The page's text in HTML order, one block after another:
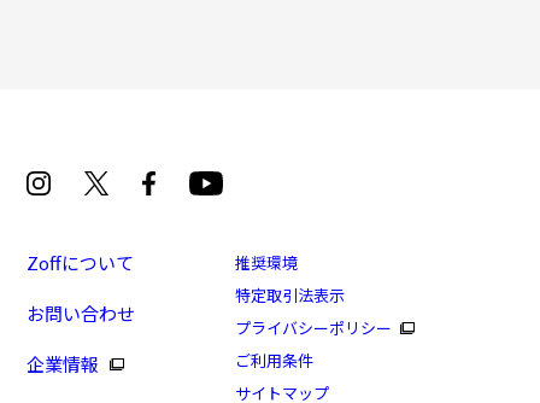
Zoffについて
お問い合わせ
企業情報
推奨環境
特定取引法表示
プライバシーポリシー
ご利用条件
サイトマップ